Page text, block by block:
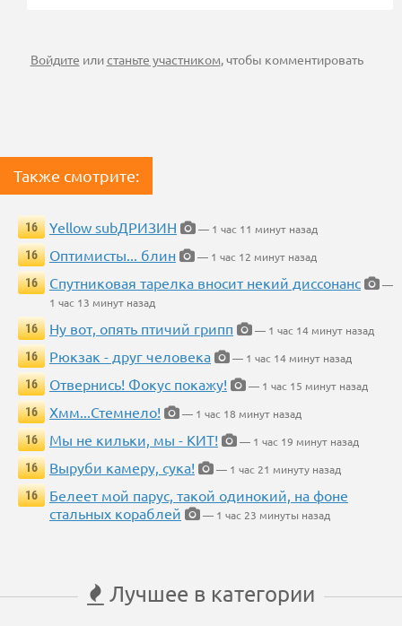
Войдите илистаньте участником, чтобы комментировать
Также смотрите:
16 Yellow subДРИЗИН
— 1 час 11 минут назад
16
Оптимисты... блин
— 1 час 12 минут назад
16
Спутниковая тарелка вносит некий диссонанс
—
1 час 13 минут назад
16
Ну вот, опять птичий грипп
— 1 час 14 минут назад
16
Рюкзак - друг человека
— 1 час 14 минут назад
16
Отвернись! Фокус покажу!
— 1 час 15 минут назад
16
Хмм...Стемнело!
— 1 час 18 минут назад
16
Мы не кильки, мы - КИТ!
— 1 час 19 минут назад
16
Выруби камеру, сука!
— 1 час 21 минуту назад
16
Белеет мой парус, такой одинокий, на фоне
стальных кораблей
— 1 час 23 минуты назад
Лучшее в категории